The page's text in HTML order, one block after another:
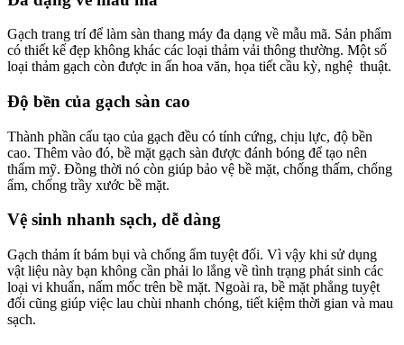
Gạch trang trí để làm sàn thang máy đa dạng về mẫu mã. Sản phẩm
có thiết kế đẹp không khác các loại thảm vải thông thường. Một số
loại thảm gạch còn được in ấn hoa văn, họa tiết cầu kỳ, nghệ thuật.
Độ bền của gạch sàn cao
Thành phần cấu tạo của gạch đều có tính cứng, chịu lực, độ bền
cao. Thêm vào đó, bề mặt gạch sàn được đánh bóng để tạo nên
thẩm mỹ. Đồng thời nó còn giúp bảo vệ bề mặt, chống thấm, chống
ẩm, chống trầy xước bề mặt.
Vệ sinh nhanh sạch, dễ dàng
Gạch thảm ít bám bụi và chống ẩm tuyệt đối. Vì vậy khi sử dụng
vật liệu này bạn không cần phải lo lắng về tình trạng phát sinh các
loại vi khuẩn, nấm mốc trên bề mặt. Ngoài ra, bề mặt phẳng tuyệt
đối cũng giúp việc lau chùi nhanh chóng, tiết kiệm thời gian và mau
sạch.